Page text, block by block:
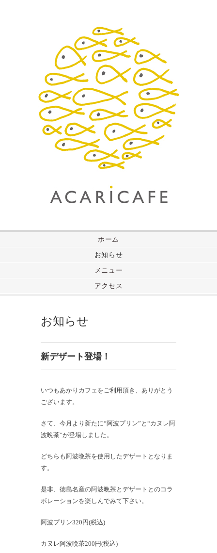
ホーム
お知らせ
メニュー
アクセス
お知らせ
新デザート登場！
いつもあかりカフェをご利用頂き、ありがとう
ございます。
さて、今月より新たに“阿波プリン”と“カヌレ阿
波晩茶”が登場しました。
どちらも阿波晩茶を使用したデザートとなりま
す。
是非、徳島名産の阿波晩茶とデザートとのコラ
ボレーションを楽しんでみて下さい。
阿波プリン320円(税込)
カヌレ阿波晩茶200円(税込)